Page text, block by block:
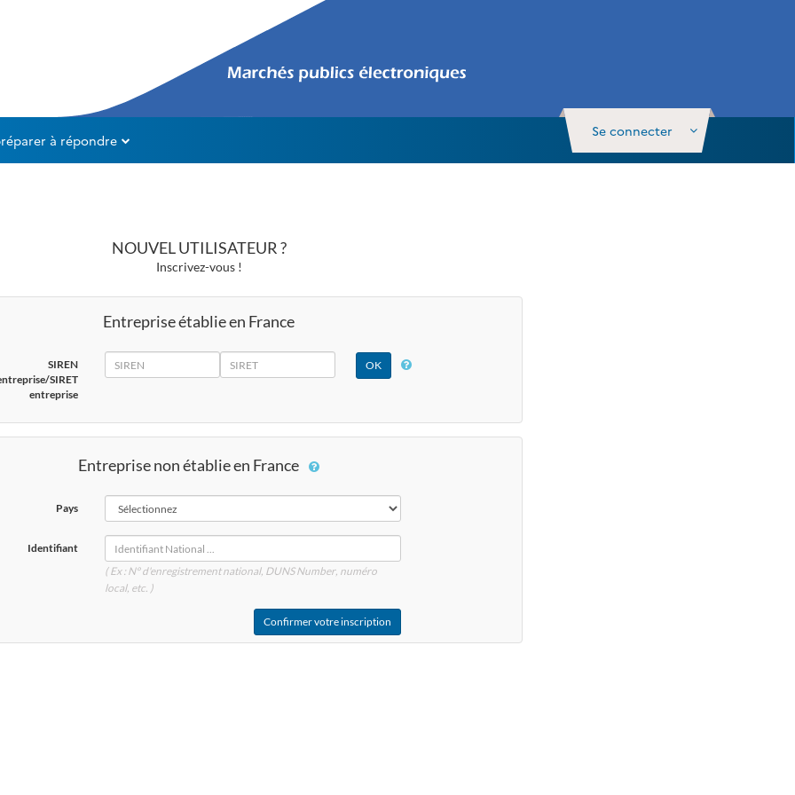
Se connecter
à répondre
NOUVEL UTILISATEUR ?
Inscrivez-vous !
Entreprise établie en France
SIREN
SIRET
entreprise
SIREN
SIRET
Entreprise non établie en France
Pays
Identifiant
( Ex : N° d'enregistrement national, DUNSNumber, numéro
local, etc. )